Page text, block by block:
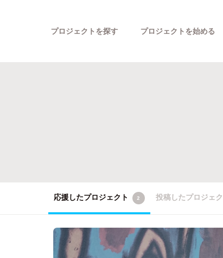
プロジェクトを探す プロジェクトを始める
応援したプロジェクト 2 投稿したプロジェ